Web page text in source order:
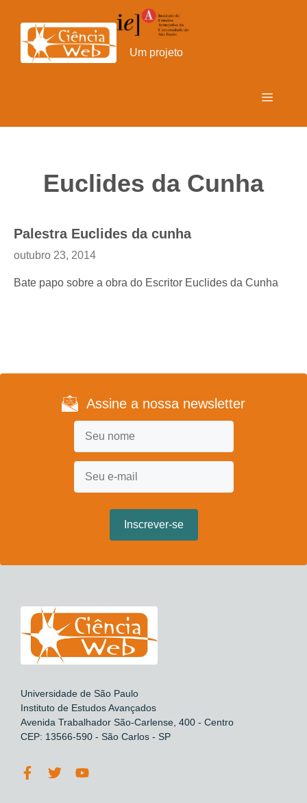
para
conteúdo
Um projeto
Menu
Euclides da Cunha
Palestra Euclides da cunha
outubro 23, 2014
Bate papo sobre a obra do Escritor Euclides da Cunha
Assine a nossa newsletter
Universidade de São Paulo
Instituto de Estudos Avançados
Avenida Trabalhador São-Carlense, 400 - Centro
CEP: 13566-590 - São Carlos - SP